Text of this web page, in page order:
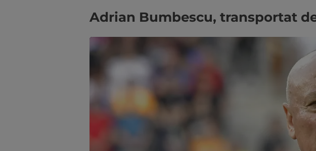
Adrian Bumbescu, transportat